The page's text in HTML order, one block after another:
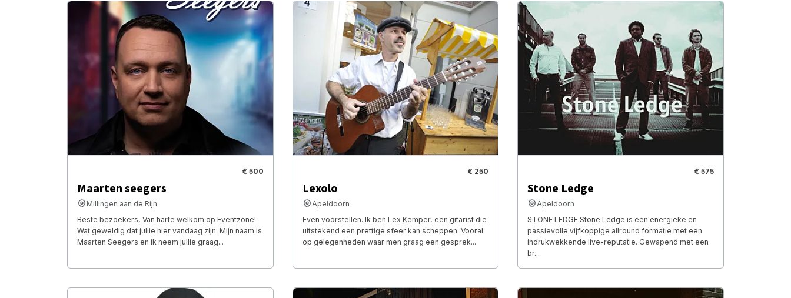
€ 500
Maarten seegers
Millingen aan de Rijn
Beste bezoekers, Van harte welkom op Eventzone!
Wat geweldig dat jullie hier vandaag zijn. Mijn naam is
Maarten Seegers en ik neem jullie graag...
€ 250
Lexolo
Apeldoorn
Even voorstellen. Ik ben Lex Kemper, een gitarist die
uitstekend een prettige sfeer kan scheppen. Vooral
op gelegenheden waar men graag een gesprek...
€ 575
Stone Ledge
Apeldoorn
STONE LEDGE Stone Ledge is een energieke en
passievolle vijfkoppige allround formatie met een
indrukwekkende live-reputatie. Gewapend met een
br...